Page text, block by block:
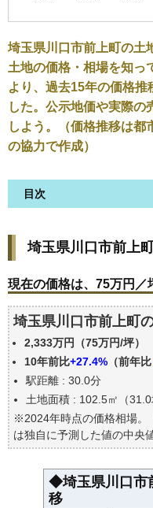
埼玉県川口市前上町の土
土地の価格・相場を知っ
より、過去15年の価格
した。公示地価や実際の
しよう。（価格推移は都
の協力で作成）
目次
現在の価格は、75
価格を詳細に分析し
埼玉県川口市前上
公示地価はいくら
エリアの将来性を人
自分の年収でいくら
埼玉県川口市前上
現在の価格は、75万円／
埼玉県川口市前上町
2,333万円（75万円/坪）
10年前比+27.4% （前年比
駅距離 : 30.0分
土地面積 : 102.5㎡（31.0
※2024年時点の価格相場。
は独自に予測した値の中央値
◆埼玉県川口市
移